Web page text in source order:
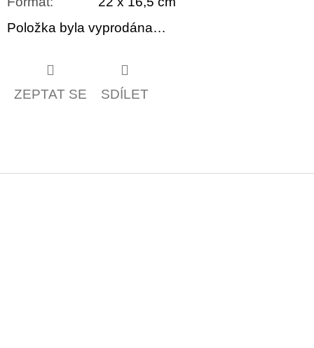
Položka byla vyprodána…
ZEPTAT SE SDÍLET